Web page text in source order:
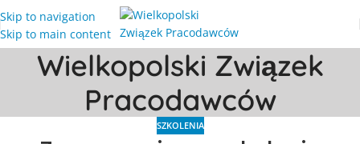
Skip to navigation
Skip to main content
Wielkopolski Związek
Pracodawców
SZKOLENIA